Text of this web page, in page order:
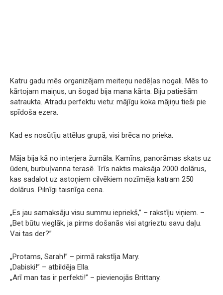
Katru gadu mēs organizējam meiteņu nedēļas nogali. Mēs to
kārtojam maiņus, un šogad bija mana kārta. Biju patiešām
satraukta. Atradu perfektu vietu: mājīgu koka mājiņu tieši pie
spīdoša ezera.
Kad es nosūtīju attēlus grupā, visi brēca no prieka.
Māja bija kā no interjera žurnāla. Kamīns, panorāmas skats uz
ūdeni, burbuļvanna terasē. Trīs naktis maksāja 2000 dolārus,
kas sadalot uz astoņiem cilvēkiem nozīmēja katram 250
dolārus. Pilnīgi taisnīga cena.
„Es jau samaksāju visu summu iepriekš,” – rakstīju viņiem. –
„Bet būtu vieglāk, ja pirms došanās visi atgrieztu savu daļu.
Vai tas der?”
„Protams, Sarah!” – pirmā rakstīja Mary.
„Dabiski!” – atbildēja Ella.
„Arī man tas ir perfekti!” – pievienojās Brittany.